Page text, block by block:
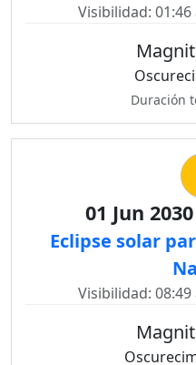
Visibilidad: 01:46
Duración
01 Jun
Eclipse solar
Visibilidad: 08:49